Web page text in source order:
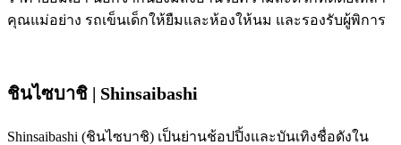
คุณแม่อย่าง รถเข็นเด็กให้ยืมและห้องให้นม และรองรับผู้พิการ
ชินไซบาชิ | Shinsaibashi
Shinsaibashi (ชินไซบาชิ) เป็นย่านช้อปปิ้งและบันเทิงชื่อดังใน